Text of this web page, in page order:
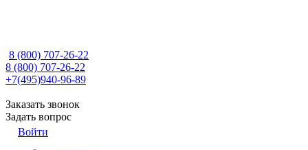
8 (800) 707-26-22
8 (800) 707-26-22
+7(495)940-96-89
Заказать звонок
Задать вопрос
Войти